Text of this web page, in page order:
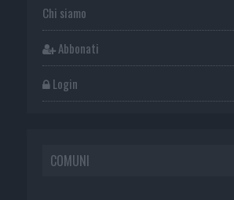
Chi siamo
Abbonati
Login
COMUNI